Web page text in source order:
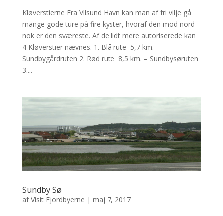
Kløverstierne Fra Vilsund Havn kan man af fri vilje gå
mange gode ture på fire kyster, hvoraf den mod nord
nok er den sværeste. Af de lidt mere autoriserede kan
4 Kløverstier nævnes. 1. Blå rute 5,7 km. –
Sundbygårdruten 2. Rød rute 8,5 km. – Sundbysøruten
3....
Sundby Sø
afVisit Fjordbyerne | maj 7, 2017